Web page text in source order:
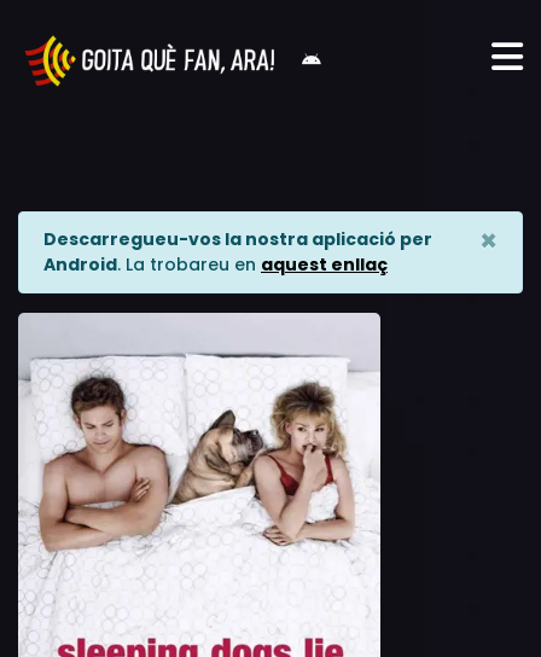
Descarregueu-vos la nostra aplicació per
Android. La trobareu en aquest enllaç
×